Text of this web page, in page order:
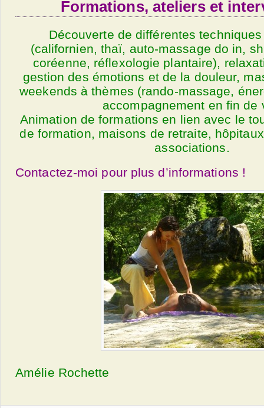
Formations, ateliers et
Découverte de différentes
(californien, thaï, auto-massage do in,
coréenne, réflexologie plantaire),
gestion des émotions et de la douleur,
weekends à thèmes (rando-massage,
accompagnement en fin de
Animation de formations en lien avec le
de formation, maisons de retraite,
associations.
Contactez-moi pour plus d’informations !
Amélie Rochette